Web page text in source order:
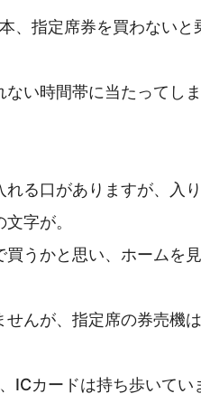
、指定席券を買わない
い時間帯に当たってし
る口がありますが、入り
字が。
うかと思い、ホームを
んが、指定席の券売機
ICカードは持ち歩いてい